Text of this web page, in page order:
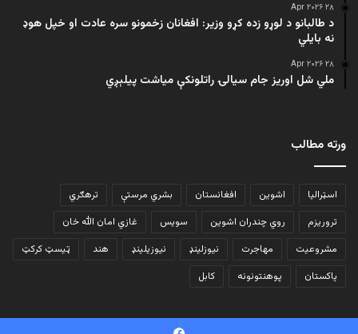
۲۸ Apr ۲۰۲۶
د طالبانو د لوړو زده کړو وزیر: افغانان زخمونو سره عادت او خپل هوډ
نه بایلي
۲۸ Apr ۲۰۲۶
ملي شل اوریز جام سیالۍ راتلونکې میاشت پیلېږي
ورته مطالب
اسټرالیا اشوین افغانستان بشري مرستې
ترهګري
تروریزم
روي چندران اشوین سویس
غازي امان الله خان
مشروعیت
مهاجرت نیوزلینډ نیوزیلینډ هند
ټیسټ کرکټ
پاکستان
پوهنتونونه کابل